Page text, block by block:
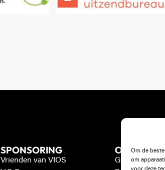
Om de
om
SPONSORING
Vrienden van VIOS
OVERIG
Gedragscode